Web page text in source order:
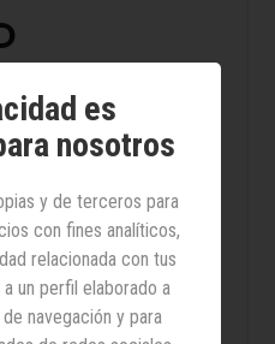
cómodas y
todo el
estilo
la alimentación
de la
es
nosotros
y de terceros para
con fines analíticos,
relacionada con tus
un perfil elaborado a
navegación y para